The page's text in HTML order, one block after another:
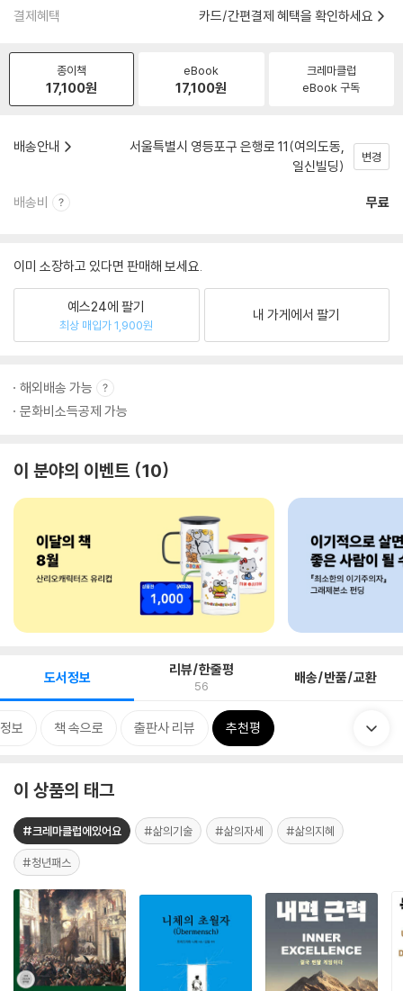
결제혜택 카드/간편결제 혜택을 확인하세요
종이책
17,100원
eBook
17,100원
크레마클럽
eBook 구독
배송안내
서울특별시 영등포구 은행로 11(여의도동,
일신빌딩)
변경
배송비 무료
이미 소장하고 있다면 판매해 보세요.
예스24에 팔기
최상 매입가 1,900원
내 가게에서 팔기
해외배송 가능
문화비소득공제 가능
이 분야의 이벤트 10
도서정보 리뷰/한줄평
56 배송/반품/교환
보 책 속으로 출판사 리뷰 추천평
이 상품의 태그
#크레마클럽에있어요 #삶의기술 #삶의자세 #삶의지혜
#청년패스